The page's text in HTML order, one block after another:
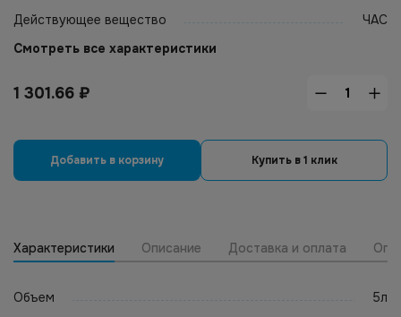
Действующее вещество
ЧАС
Смотреть все характеристики
1 301.66 ₽
Добавить в корзину Купить в 1 клик
Характеристики Описание Доставка и оплата
Объем
5л